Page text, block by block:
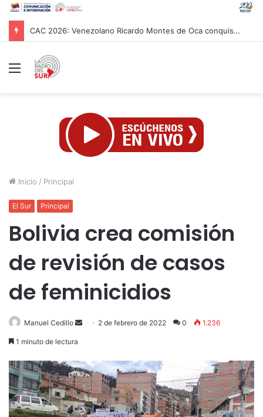
Papa León XIV asistió al Encuentro de Jóvenes Franciscanos 2026 en Asís
Menú
Inicio / Principal
El Sur Principal
Bolivia crea comisión
de revisión de casos
de feminicidios
Manuel Cedillo
Send 2 de febrero de 2022 0 1.236
1 minuto de lectura